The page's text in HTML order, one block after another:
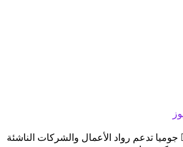
جوميا تدعم رواد الأعمال والشركات الناشئة